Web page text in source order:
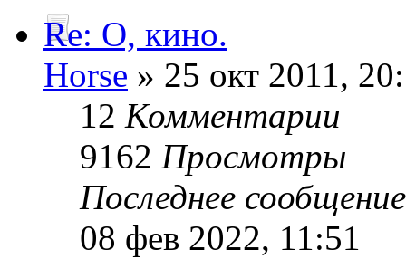
Re: О, кино.
Horse » 25 окт 2011,
12 Комментарии
9162 Просмотры
Последнее
08 фев 2022, 11:51